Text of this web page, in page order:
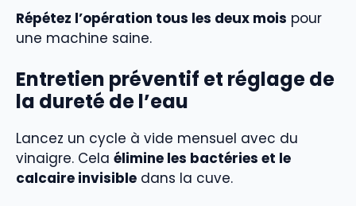
Répétez l’opération tous les deux mois pour
une machine saine.
Entretien préventif et réglage de
la dureté de l’eau
Lancez un cycle à vide mensuel avec du
vinaigre. Cela élimine les bactéries et le
calcaire invisible dans la cuve.